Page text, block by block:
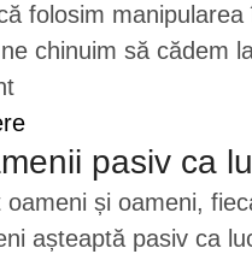
folosim
chinuim să cădem
pasiv ca
și oameni,
așteaptă pasiv ca